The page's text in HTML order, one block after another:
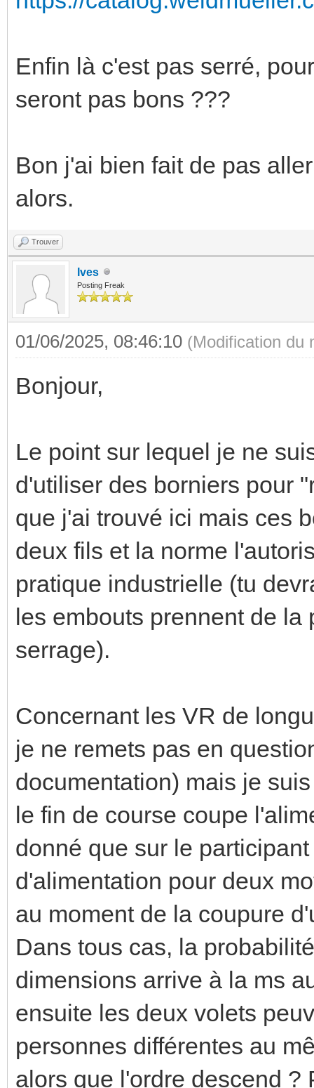
Enfin là c'est pas serré,
seront pas bons ???
Bon j'ai bien fait de pas
alors.
Trouver
Ives
Posting Freak
01/06/2025, 08:46:10 (Modification du
Bonjour,
Le point sur lequel je ne
d'utiliser des borniers pour
que j'ai trouvé ici mais ces
deux fils et la norme
pratique industrielle (tu
les embouts prennent de
serrage).
Concernant les VR de
je ne remets pas en
documentation) mais je
le fin de course coupe
donné que sur le
d'alimentation pour deux
au moment de la coupure
Dans tous cas, la
dimensions arrive à la ms
ensuite les deux volets
personnes différentes au
alors que l'ordre descend ?